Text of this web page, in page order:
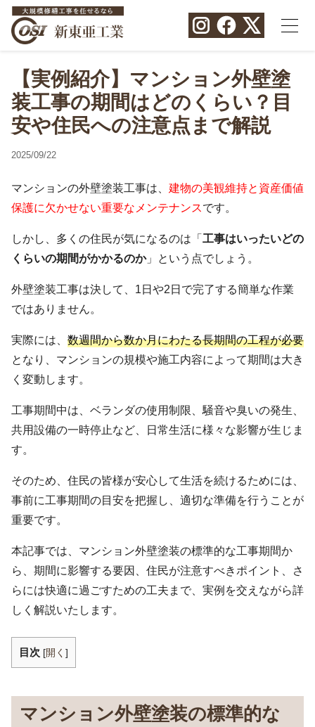
【実例紹介】マンション外壁塗
装工事の期間はどのくらい？目
安や住民への注意点まで解説
2025/09/22
マンションの外壁塗装工事は、 建物の美観維持と資産価値
保護に欠かせない重要なメンテナンスです。
しかし、多くの住民が気になるのは「 工事はいったいどの
くらいの期間がかかるのか」という点でしょう。
外壁塗装工事は決して、1日や2日で完了する簡単な作業
ではありません。
実際には、 数週間から数か月にわたる長期間の工程が必要
となり、マンションの規模や施工内容によって期間は大き
く変動します。
工事期間中は、ベランダの使用制限、騒音や臭いの発生、
共用設備の一時停止など、日常生活に様々な影響が生じま
す。
そのため、住民の皆様が安心して生活を続けるためには、
事前に工事期間の目安を把握し、適切な準備を行うことが
重要です。
本記事では、マンション外壁塗装の標準的な工事期間か
ら、期間に影響する要因、住民が注意すべきポイント、さ
らには快適に過ごすための工夫まで、実例を交えながら詳
しく解説いたします。
目次 [開く ]
マンション外壁塗装の標準的な